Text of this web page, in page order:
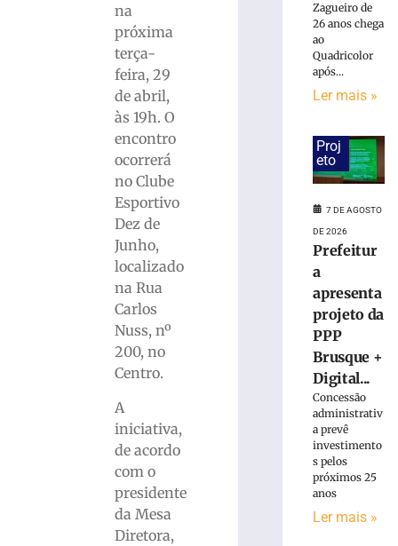
na
próxima
terça-
feira, 29
de abril,
às 19h. O
encontro
ocorrerá
no Clube
Esportivo
Dez de
Junho,
localizado
na Rua
Carlos
Nuss, nº
200, no
Centro.
A
iniciativa,
de acordo
com o
presidente
da Mesa
Diretora,
homologa
Jucineia
Ribeiro
Deputada
Estadual
Vagner
Tebalde
Deputado
Federal
Zagueiro de
26 anos chega
ao
Quadricolor
após...
Ler mais »
Proj
eto
7 DE AGOSTO
DE 2026
Prefeitur
a
apresenta
projeto da
PPP
Brusque +
Digital...
Concessão
administrativ
a prevê
investimento
s pelos
próximos 25
anos
Ler mais »